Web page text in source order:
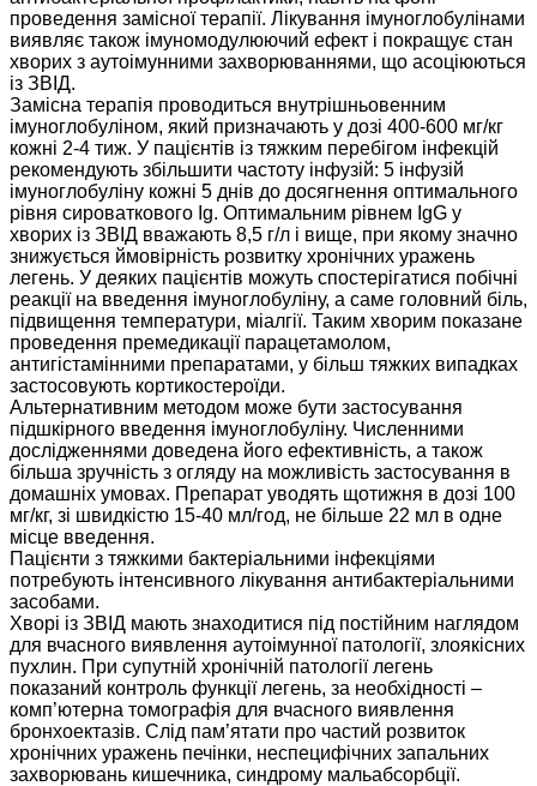
проведення замісної терапії. Лікування імуноглобулінами
виявляє також імуномодулюючий ефект і покращує стан
хворих з аутоімунними захворюваннями, що асоціюються
із ЗВІД.
Замісна терапія проводиться внутрішньовенним
імуноглобуліном, який призначають у дозі 400-600 мг/кг
кожні 2-4 тиж. У пацієнтів із тяжким перебігом інфекцій
рекомендують збільшити частоту інфузій: 5 інфузій
імуноглобуліну кожні 5 днів до досягнення оптимального
рівня сироваткового Іg. Оптимальним рівнем ІgG у
хворих із ЗВІД вважають 8,5 г/л і вище, при якому значно
знижується ймовірність розвитку хронічних уражень
легень. У деяких пацієнтів можуть спостерігатися побічні
реакції на введення імуноглобуліну, а саме головний біль,
підвищення температури, міалгії. Таким хворим показане
проведення премедикації парацетамолом,
антигістамінними препаратами, у більш тяжких випадках
застосовують кортикостероїди.
Альтернативним методом може бути застосування
підшкірного введення імуноглобуліну. Численними
дослідженнями доведена його ефективність, а також
більша зручність з огляду на можливість застосування в
домашніх умовах. Препарат уводять щотижня в дозі 100
мг/кг, зі швидкістю 15-40 мл/год, не більше 22 мл в одне
місце введення.
Пацієнти з тяжкими бактеріальними інфекціями
потребують інтенсивного лікування антибактеріальними
засобами.
Хворі із ЗВІД мають знаходитися під постійним наглядом
для вчасного виявлення аутоімунної патології, злоякісних
пухлин. При супутній хронічній патології легень
показаний контроль функції легень, за необхідності –
комп’ютерна томографія для вчасного виявлення
бронхоектазів. Слід пам’ятати про частий розвиток
хронічних уражень печінки, неспецифічних запальних
захворювань кишечника, синдрому мальабсорбції.